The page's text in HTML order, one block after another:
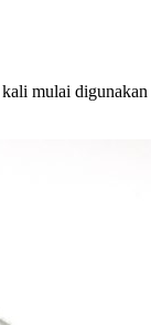
mulai digunakan